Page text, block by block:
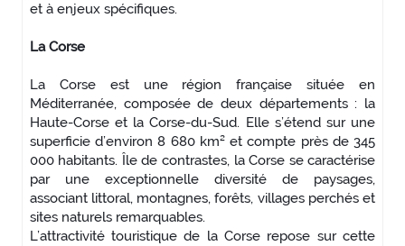
et à enjeux spécifiques.
La Corse
La Corse est une région française située en
Méditerranée, composée de deux départements : la
Haute-Corse et la Corse-du-Sud. Elle s’étend sur une
superficie d’environ 8 680 km² et compte près de 345
000 habitants. Île de contrastes, la Corse se caractérise
par une exceptionnelle diversité de paysages,
associant littoral, montagnes, forêts, villages perchés et
sites naturels remarquables.
L’attractivité touristique de la Corse repose sur cette